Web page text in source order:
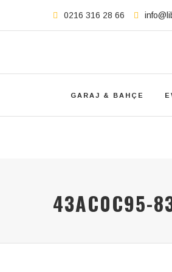
0216 316 28 66
GARAJ & BAHÇE
43AC0C95-